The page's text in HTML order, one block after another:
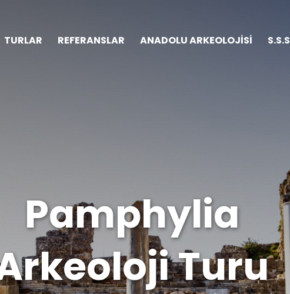
TURLAR REFERANSLAR ANADOLU ARKEOLOJİSİ S.S.S
Pamphylia
Turu